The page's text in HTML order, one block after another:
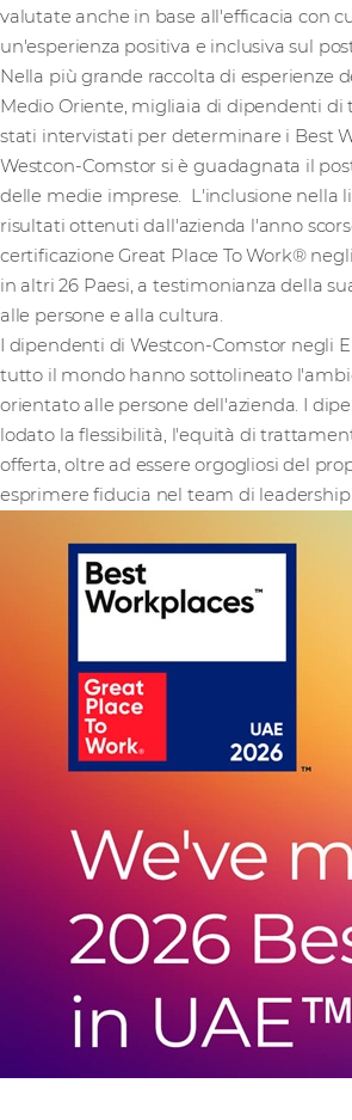
valutate anche in base all'efficacia con
un'esperienza positiva e inclusiva sul
Nella più grande raccolta di esperienze
Medio Oriente, migliaia di dipendenti di
stati intervistati per determinare i Best
Westcon-Comstor si è guadagnata il
delle medie imprese. L'inclusione nella
risultati ottenuti dall'azienda l'anno
certificazione Great Place To Work®
in altri 26 Paesi, a testimonianza della
alle persone e alla cultura.
I dipendenti di Westcon-Comstor negli
tutto il mondo hanno sottolineato
orientato alle persone dell'azienda. I
lodato la flessibilità, l'equità di
offerta, oltre ad essere orgogliosi del
esprimere fiducia nel team di leadership